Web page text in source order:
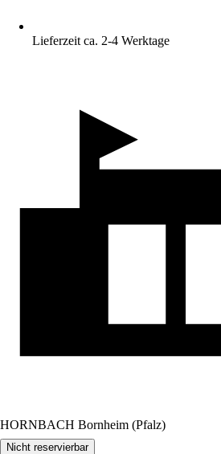
Lieferzeit ca. 2-4 Werktage
HORNBACH Bornheim (Pfalz)
Nicht reservierbar